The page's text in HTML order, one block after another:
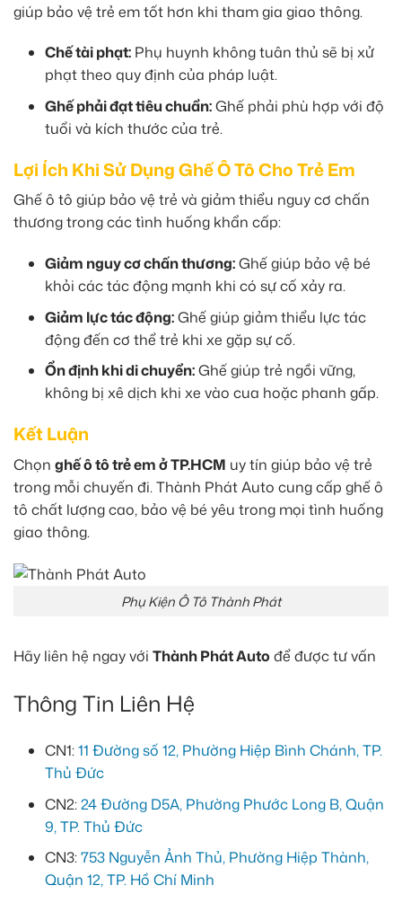
giúp bảo vệ trẻ em tốt hơn khi tham gia giao thông.
Chế tài phạt: Phụ huynh không tuân thủ sẽ bị xử
phạt theo quy định của pháp luật.
Ghế phải đạt tiêu chuẩn:Ghế phải phù hợp với độ
tuổi và kích thước của trẻ.
Lợi Ích Khi Sử Dụng Ghế Ô Tô Cho Trẻ Em
Ghế ô tô giúp bảo vệ trẻ và giảm thiểu nguy cơ chấn
thương trong các tình huống khẩn cấp:
Giảm nguy cơ chấn thương:Ghế giúp bảo vệ bé
khỏi các tác động mạnh khi có sự cố xảy ra.
Giảm lực tác động:Ghế giúp giảm thiểu lực tác
động đến cơ thể trẻ khi xe gặp sự cố.
Ổn định khi di chuyển:Ghế giúp trẻ ngồi vững,
không bị xê dịch khi xe vào cua hoặc phanh gấp.
Kết Luận
Chọn ghế ô tô trẻ em ở TP.HCM uy tín giúp bảo vệ trẻ
trong mỗi chuyến đi. Thành Phát Auto cung cấp ghế ô
tô chất lượng cao, bảo vệ bé yêu trong mọi tình huống
giao thông.
Phụ Kiện Ô Tô Thành Phát
Hãy liên hệ ngay với Thành Phát Auto để được tư vấn
Thông Tin Liên Hệ
CN1:11 Đường số 12, Phường Hiệp Bình Chánh, TP.
Thủ Đức
CN2:24 Đường D5A, Phường Phước Long B, Quận
9, TP. Thủ Đức
CN3:753 Nguyễn Ảnh Thủ, Phường Hiệp Thành,
Quận 12, TP. Hồ Chí Minh